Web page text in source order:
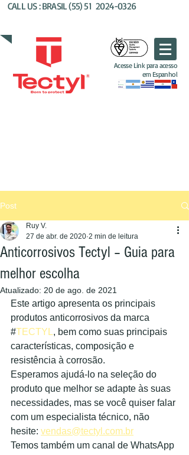
CALL US : BRASIL (55) 512024-0326
Acesse Link para acesso
em Espanhol
Post
Anticorrosivos Tectyl – Guia para
melhor escolha
Ruy V.
27 de abr. de 2020 2 min de leitura
Atualizado: 20 de ago. de 2021
Este artigo apresenta os principais
produtos anticorrosivos da marca
#TECTYL, bem como suas principais
características, composição e
resistência à corrosão.
Esperamos ajudá-lo na seleção do
produto que melhor se adapte às suas
necessidades, mas se você quiser falar
com um especialista técnico, não
hesite: vendas@tectyl.com.br
Temos também um canal de WhatsApp